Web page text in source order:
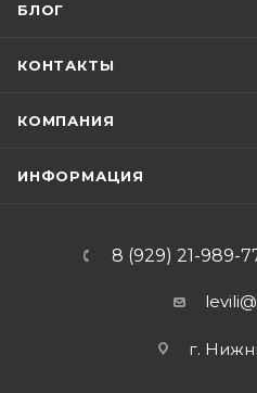
БЛОГ
КОНТАКТЫ
КОМПАНИЯ
ИНФОРМАЦИЯ
8 (929) 21-989-
г.